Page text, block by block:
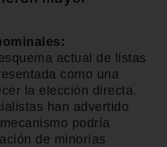
actual de listas
como una
la elección directa.
han advertido
podría
de minorías